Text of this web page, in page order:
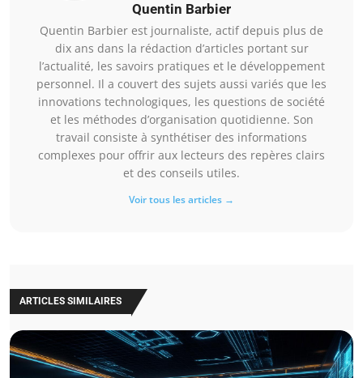
Quentin Barbier
Quentin Barbier est journaliste, actif depuis plus de
dix ans dans la rédaction d’articles portant sur
l’actualité, les savoirs pratiques et le développement
personnel. Il a couvert des sujets aussi variés que les
innovations technologiques, les questions de société
et les méthodes d’organisation quotidienne. Son
travail consiste à synthétiser des informations
complexes pour offrir aux lecteurs des repères clairs
et des conseils utiles.
Voir tous les articles →
ARTICLES SIMILAIRES